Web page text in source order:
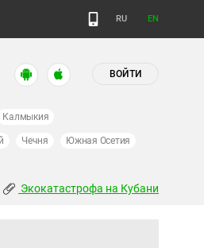
RU EN
ВОЙТИ
Калмыкия
Чечня Южная Осетия
Экокатастрофа на Кубани